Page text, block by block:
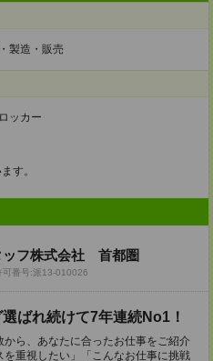
製造・販売
ッカー
す。
ッフ株式会社 首都圏
可番号:派13-010026
ばれ続けて7年連続No1！
ら、あなたに合ったお仕事をご紹介
重視したい」「こんなお仕事に挑戦